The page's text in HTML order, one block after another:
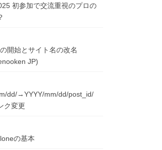
初参加で交流重視のプロの
開始とサイト名の改名
JP)
dd/→YYYY/mm/dd/post_id/
ク変更
の基本